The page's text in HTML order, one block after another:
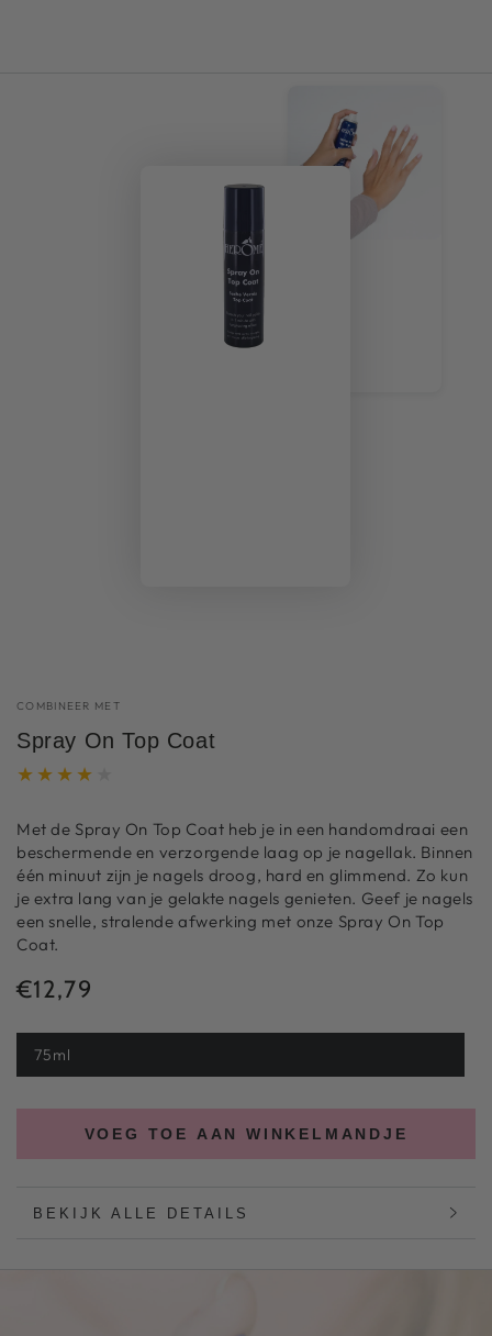
COMBINEER MET
Spray On Top Coat
Met de Spray On Top Coat heb je in een handomdraai een
beschermende en verzorgende laag op je nagellak. Binnen
één minuut zijn je nagels droog, hard en glimmend. Zo kun
je extra lang van je gelakte nagels genieten. Geef je nagels
een snelle, stralende afwerking met onze Spray On Top
Coat.
Normale
€12,79
75ml
VOEG TOE AAN WINKELMANDJE
BEKIJK ALLE DETAILS